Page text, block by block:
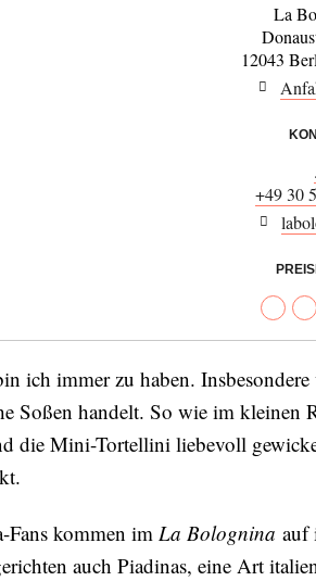
La
12043
+49 30
ich immer zu haben.
Soßen handelt. So wie im kleinen
die Mini-Tortellini liebevoll
Fans kommen im La Bolognina auf
auch Piadinas, eine Art